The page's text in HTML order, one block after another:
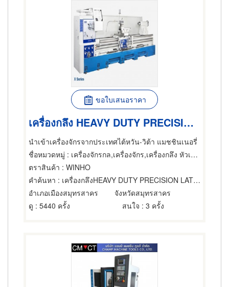
ขอใบเสนอราคา
เครื่องกลึง HEAVY DUTY PRECISION LATHE
นำเข้าเครื่องจักรจากประเทศไต้หวัน-วิต้า แมชชินเนอรี่
ชื่อหมวดหมู่ : เครื่องจักรกล,เครื่องจักร,เครื่องกลึง หัวเครื่องและอุปกรณ์
ตราสินค้า : WINHO
คำค้นหา : เครื่องกลึงHEAVY DUTY PRECISION LATHE
อำเภอเมืองสมุทรสาคร
จังหวัดสมุทรสาคร
ดู : 5440 ครั้ง สนใจ : 3 ครั้ง